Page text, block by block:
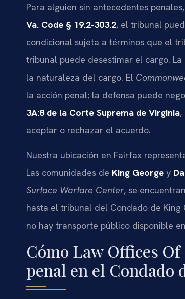
Para alguien sin antecedentes
Va. Code § 19.2-303.2, el tribunal
condicional sujeta a términos que el
tribunal puede desestimar el cargo.
la naturaleza del cargo. El
la acción penal; la defensa puede
3A:8 de la Corte Suprema de Virginia,
aceptar o rechazar el acuerdo.
Nuestra ubicación en Fairfax
Las comunidades de King George y
Surface Warfare Center, se
hasta el tribunal del Condado de King
no hay transporte público disponible
Cómo Law Offices
penal en el Condado